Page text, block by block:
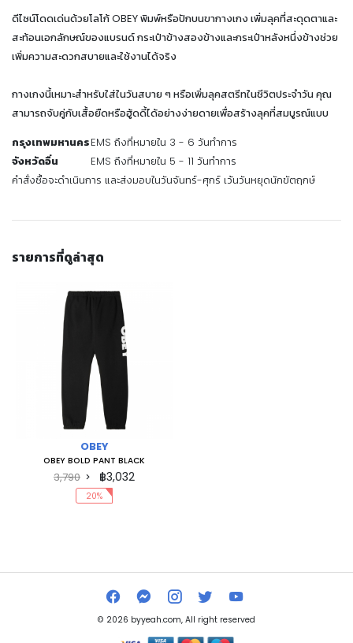
ดีไซน์โดดเด่นด้วยโลโก้ OBEY พิมพ์หรือปักบนขากางเกง เพิ่มลุคที่สะดุดตาและ
สะท้อนเอกลักษณ์ของแบรนด์ กระเป๋าข้างสองข้างและกระเป๋าหลังหนึ่งข้างช่วย
เพิ่มความสะดวกสบายและใช้งานได้จริง
กางเกงนี้เหมาะสำหรับใส่ในวันสบาย ๆ หรือเพิ่มลุคสตรีทในชีวิตประจำวัน คุณ
สามารถจับคู่กับเสื้อยืดหรือฮู้ดดี้ได้อย่างง่ายดายเพื่อสร้างลุคที่สมบูรณ์แบบ
กรุงเทพมหานครEMS ถึงที่หมายใน 3 - 6 วันทำการ
จังหวัดอื่น
EMS ถึงที่หมายใน 5 - 11 วันทำการ
คำสั่งซื้อจะดำเนินการ และส่งมอบในวันจันทร์-ศุกร์ เว้นวันหยุดนักขัตฤกษ์
รายการที่ดูล่าสุด
OBEY
OBEY BOLD PANT BLACK
3,790 ฿3,032
20%
© 2026 byyeah.com, All right reserved